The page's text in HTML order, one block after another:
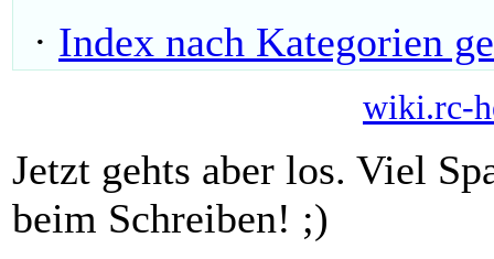
· Index nach Kategorien
wiki.rc-
Jetzt gehts aber los. Viel
beim Schreiben! ;)